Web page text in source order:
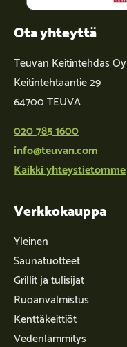
Ota yhteyttä
Teuvan Keitintehdas Oy
Keitintehtaantie 29
64700 TEUVA
020 785 1600
info@teuvan.com
Kaikki yhteystietomme
Verkkokauppa
Yleinen
Saunatuotteet
Grillit ja tulisijat
Ruoanvalmistus
Kenttäkeittiöt
Vedenlämmitys